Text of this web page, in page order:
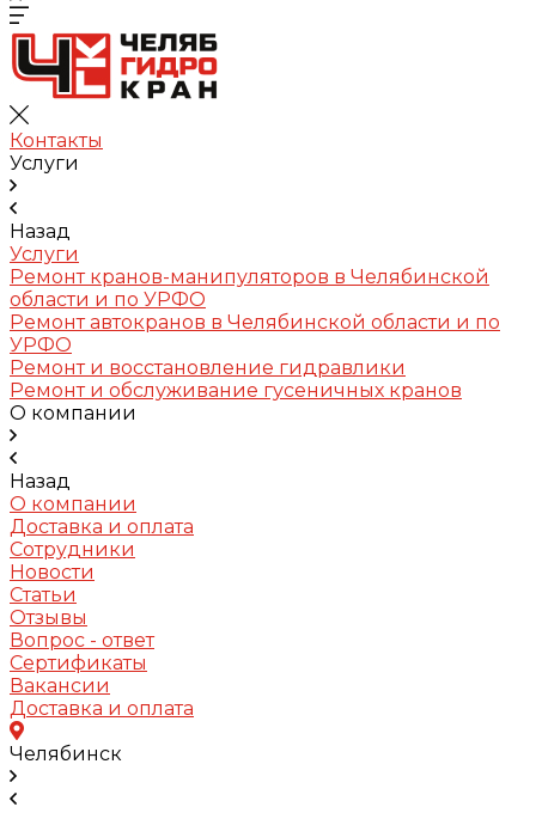
Контакты
Услуги
Назад
Услуги
Ремонт кранов-манипуляторов в Челябинской
области и по УРФО
Ремонт автокранов в Челябинской области и по
УРФО
Ремонт и восстановление гидравлики
Ремонт и обслуживание гусеничных кранов
О компании
Назад
О компании
Доставка и оплата
Сотрудники
Новости
Статьи
Отзывы
Вопрос - ответ
Сертификаты
Вакансии
Доставка и оплата
Челябинск